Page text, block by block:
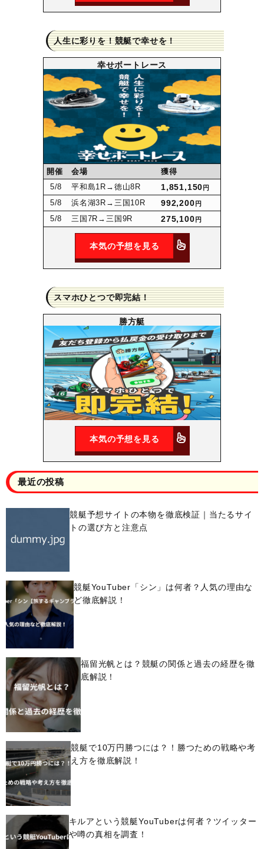
人生に彩りを！競艇で幸せを！
幸せボートレース
開催 会場
獲得
5/8 平和島1R →徳山8R 1,851,150 円
5/8 浜名湖3R →三国10R 992,200 円
5/8 三国7R →三国9R 275,100 円
本気の予想を見る
スマホひとつで即完結！
勝方艇
本気の予想を見る
最近の投稿
競艇予想サイトの本物を徹底検証｜当たるサイ
トの選び方と注意点
競艇YouTuber「シン」は何者？人気の理由な
ど徹底解説！
福留光帆とは？競艇の関係と過去の経歴を徹
底解説！
競艇で10万円勝つには？！勝つための戦略や考
え方を徹底解説！
キルアという競艇YouTuberは何者？ツイッター
や噂の真相を調査！